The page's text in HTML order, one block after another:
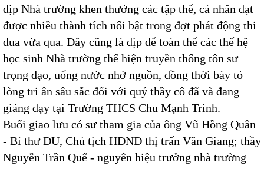
dịp Nhà trường khen thưởng các tập thể, cá nhân đạt
được nhiều thành tích nổi bật trong đợt phát động thi
đua vừa qua. Đây cũng là dịp để toàn thể các thế hệ
học sinh Nhà trường thể hiện truyền thống tôn sư
trọng đạo, uống nước nhớ nguồn, đồng thời bày tỏ
lòng tri ân sâu sắc đối với quý thầy cô đã và đang
giảng dạy tại Trường THCS Chu Mạnh Trinh.
Buổi giao lưu có sư tham gia của ông Vũ Hồng Quân
- Bí thư ĐU, Chủ tịch HĐND thị trấn Văn Giang; thầy
Nguyễn Trần Quế - nguyên hiệu trưởng nhà trường